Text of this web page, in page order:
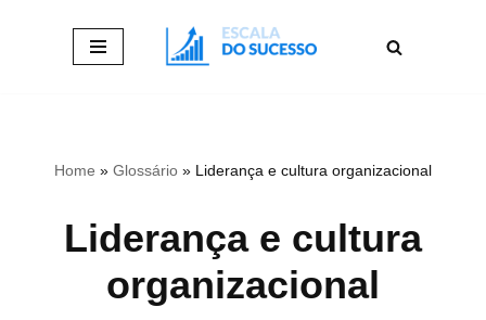
Home » Glossário » Liderança e cultura organizacional
Liderança e cultura
organizacional